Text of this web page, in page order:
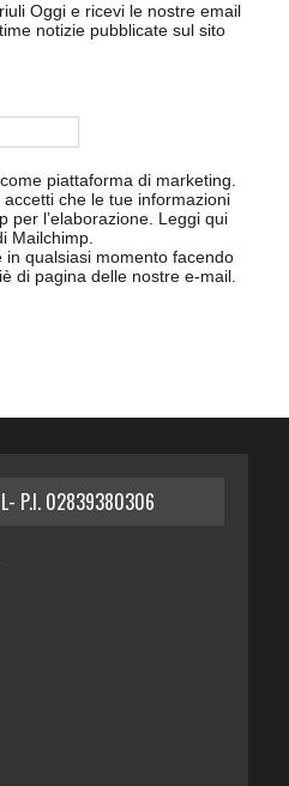
Oggi e ricevi le nostre email
notizie pubblicate sul sito
piattaforma di marketing.
che le tue informazioni
per l’elaborazione. Leggi qui
Mailchimp
in qualsiasi momento facendo
di pagina delle nostre e-mail.
P.I. 02839380306